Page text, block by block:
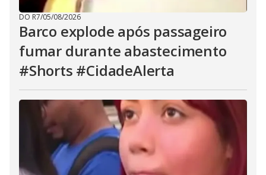
DO R7/05/08/2026
Barco explode após passageiro
fumar durante abastecimento
#Shorts #CidadeAlerta